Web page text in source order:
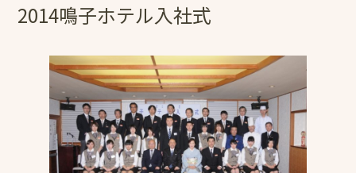
2014鳴子ホテル入社式